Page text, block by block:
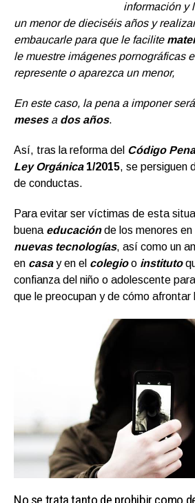
información y
un menor de dieciséis años y
embaucarle para que le facilite
le muestre imágenes pornográficas
represente o aparezca un menor,
En este caso, la pena a imponer
mesesa dos años.
Así, tras la reforma del Código
Ley Orgánica 1/2015, se persiguen
de conductas.
Para evitar ser víctimas de esta
buena educaciónde los menores en
nuevas tecnologías, así como un
en casay en el colegioo instituto
confianza del niño o adolescente
que le preocupan y de cómo afrontar